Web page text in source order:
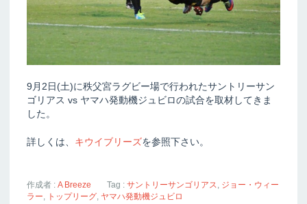
9月2日(土)に秩父宮ラグビー場で行われたサントリーサン
ゴリアス vs ヤマハ発動機ジュビロの試合を取材してきま
した。
詳しくは、 キウイブリーズを参照下さい。
作成者 :A Breeze Tag :サントリーサンゴリアス
ジョー・ウィー
ラー
トップリーグ ヤマハ発動機ジュビロ